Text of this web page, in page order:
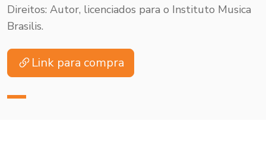
Direitos: Autor, licenciados para o Instituto Musica
Brasilis.
Link para compra